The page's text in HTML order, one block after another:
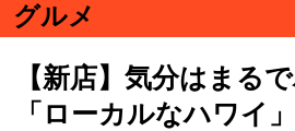
グルメ
【新店】気分はまる
「ローカルなハワイ